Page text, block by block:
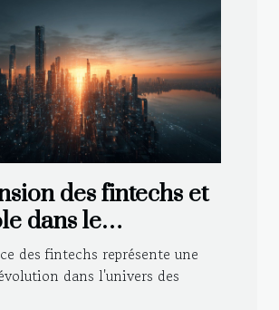
des fintechs et
dans le
du paysage
moderne
des fintechs représente une
dans l'univers des